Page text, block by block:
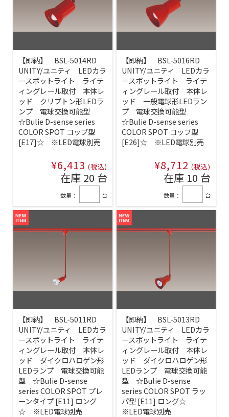
【即納】 BSL-5014RD
UNITY/ユニティ LEDカラ
ースポットライト ライテ
ィングレール取付 本体レ
ッド クリプトン形LEDラ
ンプ 電球交換可能型
☆Bulie D-sense series
COLOR SPOT コップ型
[E17]☆ ※LED電球別売
¥6,413 (税込)
在庫 20 台
数量： 台
【即納】 BSL-5016RD
UNITY/ユニティ LEDカラ
ースポットライト ライテ
ィングレール取付 本体レ
ッド 一般電球形LEDラン
プ 電球交換可能型
☆Bulie D-sense series
COLOR SPOT コップ型
[E26]☆ ※LED電球別売
¥8,712 (税込)
在庫 10 台
数量： 台
【即納】 BSL-5011RD
UNITY/ユニティ LEDカラ
ースポットライト ライテ
ィングレール取付 本体レ
ッド ダイクロハロゲン形
LEDランプ 電球交換可能
型 ☆Bulie D-sense
series COLOR SPOT プレ
ーンタイプ [E11] ロング
☆ ※LED電球別売
【即納】 BSL-5013RD
UNITY/ユニティ LEDカラ
ースポットライト ライテ
ィングレール取付 本体レ
ッド ダイクロハロゲン形
LEDランプ 電球交換可能
型 ☆Bulie D-sense
series COLOR SPOT ラッ
パ型 [E11] ロング☆
※LED電球別売